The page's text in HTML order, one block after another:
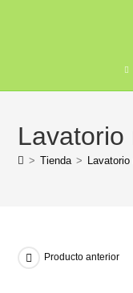
Lavatorio
> Tienda >
Producto anterior